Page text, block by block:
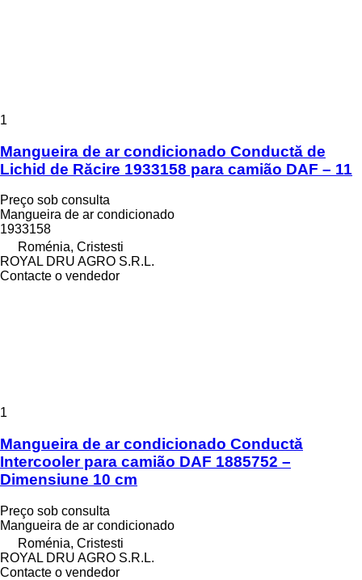
1
Mangueira de ar condicionado Conductă de
Lichid de Răcire 1933158 para camião DAF – 11
Preço sob consulta
Mangueira de ar condicionado
1933158
Roménia, Cristesti
ROYAL DRU AGRO S.R.L.
Contacte o vendedor
1
Mangueira de ar condicionado Conductă
Intercooler para camião DAF 1885752 –
Dimensiune 10 cm
Preço sob consulta
Mangueira de ar condicionado
Roménia, Cristesti
ROYAL DRU AGRO S.R.L.
Contacte o vendedor